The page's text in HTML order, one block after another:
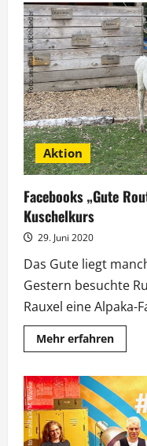
Aktion
Facebooks „Gute
Kuschelkurs
29. Juni 2020
Das Gute liegt
Gestern besuchte
Rauxel eine Alpaka-
Mehr erfahrenMehr
„Gute
Ruth
auf